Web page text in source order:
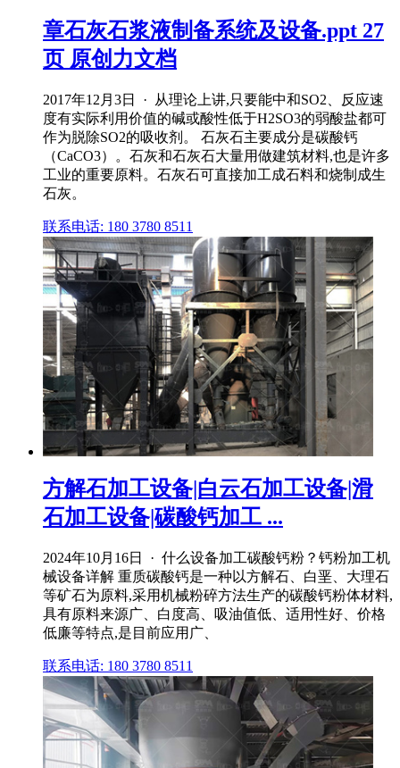
章石灰石浆液制备系统及设备.ppt 27
页 原创力文档
2017年12月3日 · 从理论上讲,只要能中和SO2、反应速
度有实际利用价值的碱或酸性低于H2SO3的弱酸盐都可
作为脱除SO2的吸收剂。 石灰石主要成分是碳酸钙
（CaCO3）。石灰和石灰石大量用做建筑材料,也是许多
工业的重要原料。石灰石可直接加工成石料和烧制成生
石灰。
联系电话: 180 3780 8511
方解石加工设备|白云石加工设备|滑
石加工设备|碳酸钙加工 ...
2024年10月16日 · 什么设备加工碳酸钙粉？钙粉加工机
械设备详解 重质碳酸钙是一种以方解石、白垩、大理石
等矿石为原料,采用机械粉碎方法生产的碳酸钙粉体材料,
具有原料来源广、白度高、吸油值低、适用性好、价格
低廉等特点,是目前应用广、
联系电话: 180 3780 8511